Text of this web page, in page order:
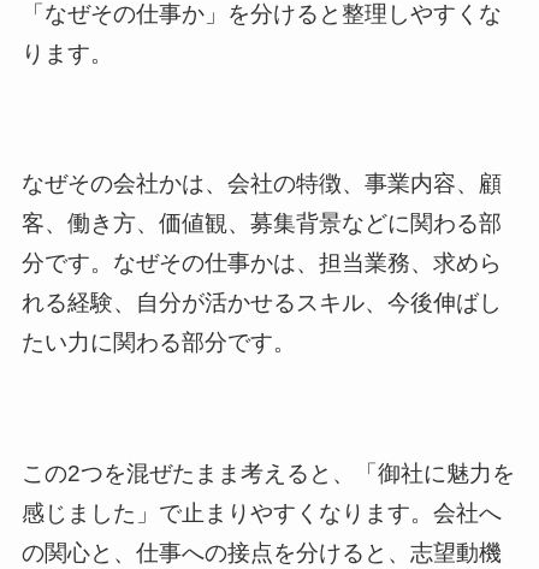
「なぜその仕事か」を分けると整理しやすくな
ります。
なぜその会社かは、会社の特徴、事業内容、顧
客、働き方、価値観、募集背景などに関わる部
分です。なぜその仕事かは、担当業務、求めら
れる経験、自分が活かせるスキル、今後伸ばし
たい力に関わる部分です。
この2つを混ぜたまま考えると、「御社に魅力を
感じました」で止まりやすくなります。会社へ
の関心と、仕事への接点を分けると、志望動機